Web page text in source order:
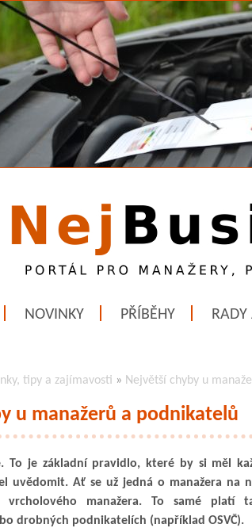
NOVINKY PŘÍBĚHY
tipy a zajímavosti » Největší chyby u
u manažerů a podnikatelů
To je základní pravidlo, které by si měl
uvědomit. Ať se už jedná o manažera na
manažera. To samé platí
drobných podnikatelích (například OSVČ).